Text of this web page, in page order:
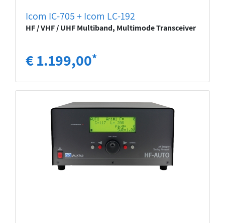
Icom IC-705 + Icom LC-192
HF / VHF / UHF Multiband, Multimode Transceiver
€ 1.199,00*